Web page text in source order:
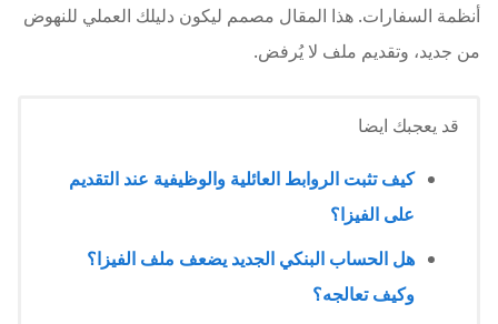
أنظمة السفارات. هذا المقال مصمم ليكون دليلك العملي للنهوض
من جديد، وتقديم ملف لا يُرفض.
قد يعجبك ايضا
كيف تثبت الروابط العائلية والوظيفية عند التقديم
على الفيزا؟
هل الحساب البنكي الجديد يضعف ملف الفيزا؟
وكيف تعالجه؟